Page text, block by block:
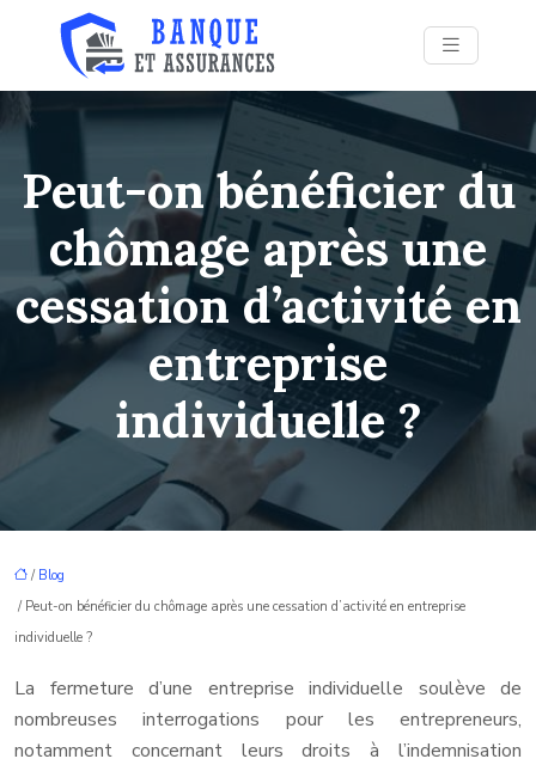
Peut-on bénéficier du
chômage après une
cessation d’activité en
entreprise
individuelle ?
/ Blog
/ Peut-on bénéficier du chômage après une cessation d’activité en entreprise
individuelle ?
La fermeture d’une entreprise individuelle soulève de
nombreuses interrogations pour les entrepreneurs,
notamment concernant leurs droits à l’indemnisation